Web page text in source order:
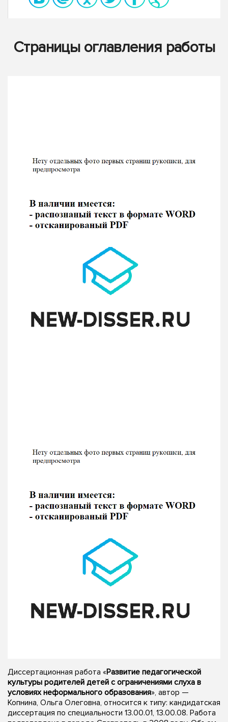
Страницы оглавления работы
Диссертационная работа «Развитие педагогической
культуры родителей детей с ограничениями слуха в
условиях неформального образования», автор —
Копнина, Ольга Олеговна, относится к типу: кандидатская
диссертация по специальности 13.00.01, 13.00.08. Работа